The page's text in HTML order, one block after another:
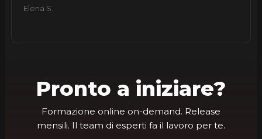
Elena S.
Pronto a iniziare?
Formazione online on-demand. Release
mensili. Il team di esperti fa il lavoro per te.